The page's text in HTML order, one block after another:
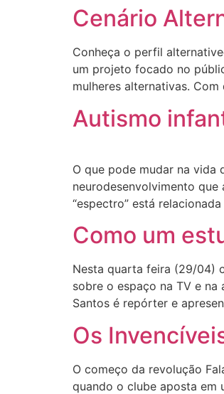
Cenário
Conheça o perfil
um projeto focado no
mulheres alternativas.
Autismo
O que pode mudar na vida
neurodesenvolvimento
“espectro” está
Como um
Nesta quarta feira (29/04)
sobre o espaço na TV e
Santos é repórter e
Os
O começo da revolução
quando o clube aposta em